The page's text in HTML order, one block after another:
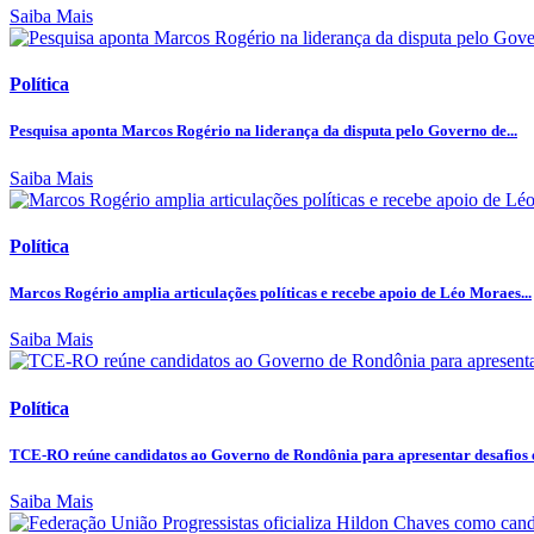
Saiba Mais
Política
Pesquisa aponta Marcos Rogério na liderança da disputa pelo Governo de...
Saiba Mais
Política
Marcos Rogério amplia articulações políticas e recebe apoio de Léo Moraes...
Saiba Mais
Política
TCE-RO reúne candidatos ao Governo de Rondônia para apresentar desafios
Saiba Mais